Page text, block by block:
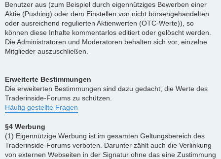
Benutzer aus (zum Beispiel durch eigennütziges Bewerben einer
Aktie (Pushing) oder dem Einstellen von nicht börsengehandelten
oder ausreichend regulierten Aktienwerten (OTC-Werte)), so
können diese Inhalte kommentarlos editiert oder gelöscht werden.
Die Administratoren und Moderatoren behalten sich vor, einzelne
Mitglieder auszuschließen.
Erweiterte Bestimmungen
Die erweiterten Bestimmungen sind dazu gedacht, die Werte des
Traderinside-Forums zu schützen.
Häufig gestellte Fragen
§4 Werbung
(1) Eigennützige Werbung ist im gesamten Geltungsbereich des
Traderinside-Forums verboten. Darunter zählt auch die Verlinkung
von externen Webseiten in der Signatur ohne das eine Zustimmung